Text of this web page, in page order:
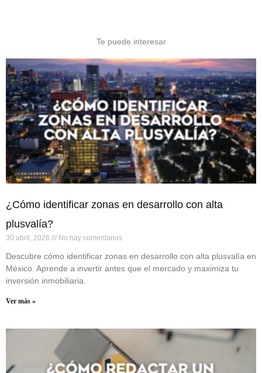
Te puede interesar
¿Cómo identificar zonas en desarrollo con alta
plusvalía?
30 abril, 2026 No hay comentarios
Descubre cómo identificar zonas en desarrollo con alta plusvalía en
México. Aprende a invertir antes que el mercado y maximiza tu
inversión inmobiliaria.
Ver más »